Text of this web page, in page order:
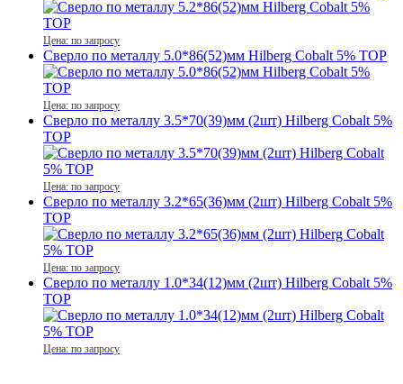
Цена: по запросу
Сверло по металлу 5.0*86(52)мм Hilberg Cobalt 5% TOP
Цена: по запросу
Сверло по металлу 3.5*70(39)мм (2шт) Hilberg Cobalt 5%
TOP
Цена: по запросу
Сверло по металлу 3.2*65(36)мм (2шт) Hilberg Cobalt 5%
TOP
Цена: по запросу
Сверло по металлу 1.0*34(12)мм (2шт) Hilberg Cobalt 5%
TOP
Цена: по запросу